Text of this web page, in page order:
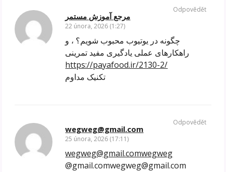
مرجع آموزش مستمر
22 února, 2026 (1:27)
چگونه در یوتیوب محبوب شویم؟ ، و
راهکارهای عملی یادگیری مفید تمرینی
https://payafood.ir/2130-2/
تکنیک مداوم
Odpovědět
wegweg@gmail.com
25 února, 2026 (17:11)
wegweg@gmail.comwegweg
@gmail.comwegweg@gmail.com
Odpovědět